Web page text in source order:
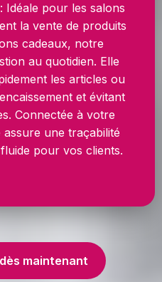
: Idéale pour les salons
la vente de produits
cadeaux, notre
au quotidien. Elle
les articles ou
et évitant
Connectée à votre
assure une traçabilité
pour vos clients.
maintenant